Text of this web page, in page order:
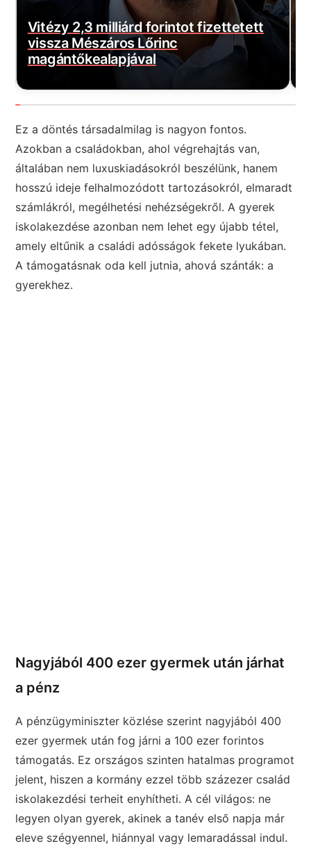
Borbás Marcsi nem hátrál, beperelte
Kocsis Mátét
Ez a döntés társadalmilag is nagyon fontos.
Azokban a családokban, ahol végrehajtás van,
általában nem luxuskiadásokról beszélünk, hanem
hosszú ideje felhalmozódott tartozásokról, elmaradt
számlákról, megélhetési nehézségekről. A gyerek
iskolakezdése azonban nem lehet egy újabb tétel,
amely eltűnik a családi adósságok fekete lyukában.
A támogatásnak oda kell jutnia, ahová szánták: a
gyerekhez.
Nagyjából 400 ezer gyermek után járhat
a pénz
A pénzügyminiszter közlése szerint nagyjából 400
ezer gyermek után fog járni a 100 ezer forintos
támogatás. Ez országos szinten hatalmas programot
jelent, hiszen a kormány ezzel több százezer család
iskolakezdési terheit enyhítheti. A cél világos: ne
legyen olyan gyerek, akinek a tanév első napja már
eleve szégyennel, hiánnyal vagy lemaradással indul.